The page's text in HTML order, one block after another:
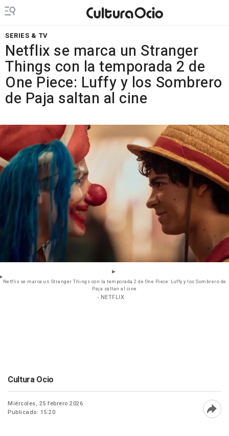
SERIES & TV
Netflix se marca un Stranger
Things con la temporada 2 de
One Piece: Luffy y los Sombrero
de Paja saltan al cine
Netflix se marca un Stranger Things con la temporada 2 de One Piece: Luffy y los Sombrero de
Paja saltan al cine
- NETFLIX
Cultura Ocio
Miércoles, 25 febrero 2026
Publicado: 15:20